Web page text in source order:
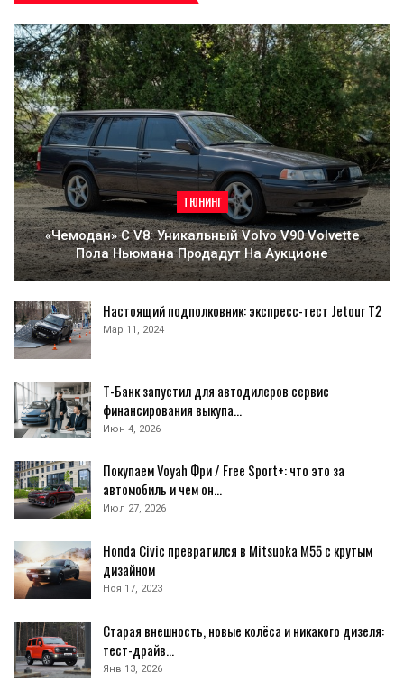
ТЮНИНГ
«Чемодан» С V8: Уникальный Volvo V90 Volvette
Пола Ньюмана Продадут На Аукционе
Настоящий подполковник: экспресс-тест Jetour T2
Мар 11, 2024
Т-Банк запустил для автодилеров сервис
финансирования выкупа…
Июн 4, 2026
Покупаем Voyah Фри / Free Sport+: что это за
автомобиль и чем он…
Июл 27, 2026
Honda Civic превратился в Mitsuoka M55 с крутым
дизайном
Ноя 17, 2023
Старая внешность, новые колёса и никакого дизеля:
тест-драйв…
Янв 13, 2026